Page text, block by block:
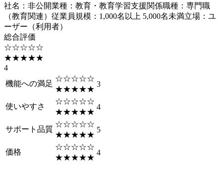
社名 ： 非公開業種 ： 教育・教育学習支援関係職種 ： 専門職
（教育関連） 従業員規模 ： 1,000名以上 5,000名未満立場 ： ユ
ーザー（利用者）
総合評価
☆☆☆☆☆
★★★★★
4
機能への満足
☆☆☆☆☆
★★★★★
3
使いやすさ
☆☆☆☆☆
★★★★★
4
サポート品質
☆☆☆☆☆
★★★★★
5
価格
☆☆☆☆☆
★★★★★
4